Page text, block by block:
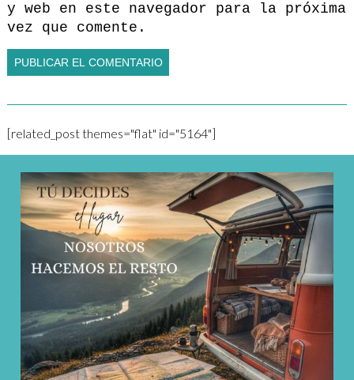
y web en este navegador para la próxima
vez que comente.
[related_post themes="flat" id="5164"]